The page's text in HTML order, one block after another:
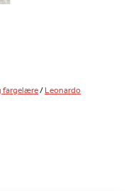
fargelære/Leonardo